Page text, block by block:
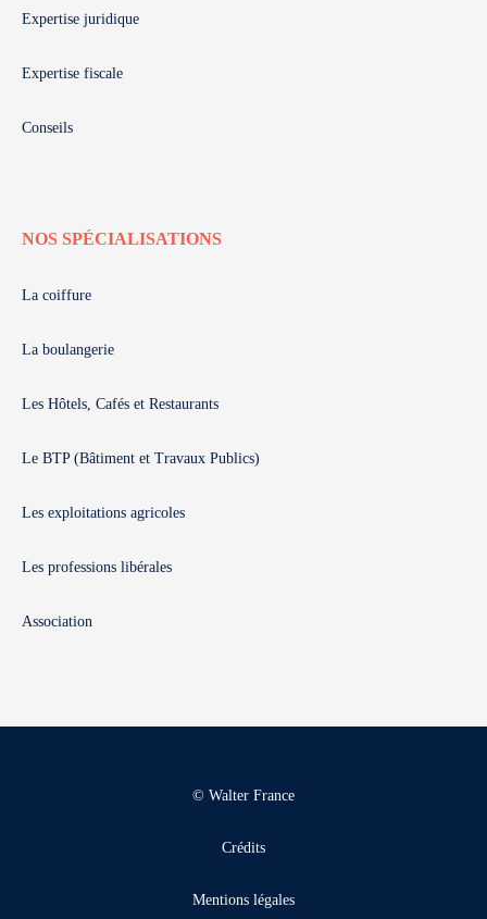
Expertise juridique
Expertise fiscale
Conseils
NOS SPÉCIALISATIONS
La coiffure
La boulangerie
Les Hôtels, Cafés et Restaurants
Le BTP (Bâtiment et Travaux Publics)
Les exploitations agricoles
Les professions libérales
Association
© Walter France
Crédits
Mentions légales